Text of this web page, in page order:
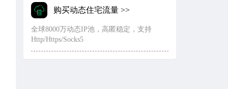
购买动态住宅流量 >>
全球8000万动态IP池，高匿稳定，支持
Http/Https/Socks5